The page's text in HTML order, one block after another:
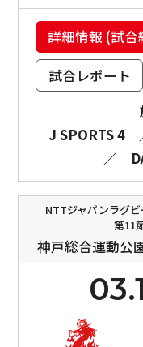
詳細情報 (試合
試合レポート
J SPORTS 4
／
NTTジャパンラグ
第11
神戸総合運動公